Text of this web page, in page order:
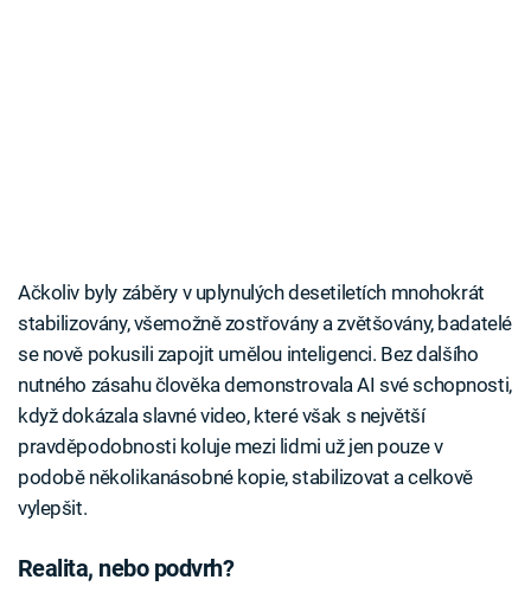
Ačkoliv byly záběry v uplynulých desetiletích mnohokrát
stabilizovány, všemožně zostřovány a zvětšovány, badatelé
se nově pokusili zapojit umělou inteligenci. Bez dalšího
nutného zásahu člověka demonstrovala AI své schopnosti,
když dokázala slavné video, které však s největší
pravděpodobnosti koluje mezi lidmi už jen pouze v
podobě několikanásobné kopie, stabilizovat a celkově
vylepšit.
Realita, nebo podvrh?